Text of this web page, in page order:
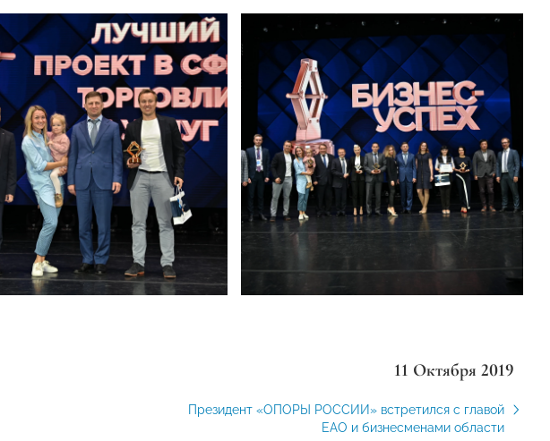
11 Октября 2019
Президент «ОПОРЫ РОССИИ» встретился с главой
ЕАО и бизнесменами области